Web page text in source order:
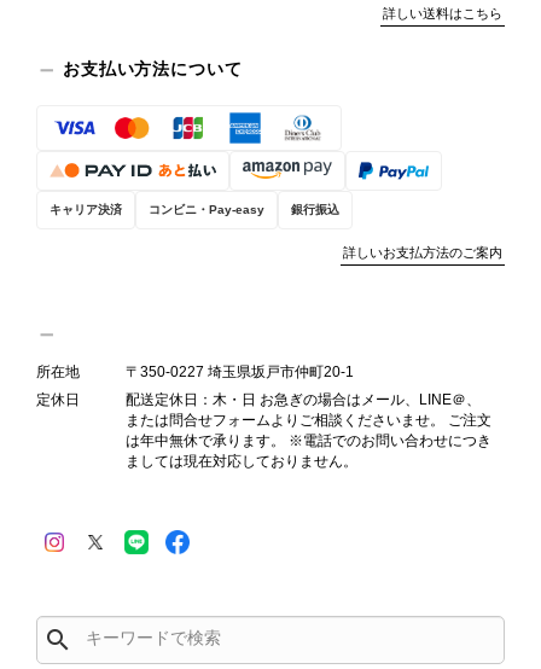
態が確認された場合には、当店の検品
検品方法と状態の伝え方を改めて見直
す。 オンラインでも安心して商品を
態確認とご案内に努めてまいります。
商品が直ぐに届きました。思った以上に素敵なお品でした。また
ご縁が有りましたら宜しくお願い致します。
た以上に素敵なお品でした」とのお言
葉をいただき、スタッフ一同とても嬉
詳しい送料はこちら
お支払い方法について
キャリア決済 コンビニ・Pay-easy 銀行振込
詳しいお支払方法のご案内
所在地
〒350-0227 埼玉県坂戸市仲町20-1
定休日
配送定休日：木・日 お急ぎの場合はメール、LINE＠、
または問合せフォームよりご相談くださいませ。 ご注文
は年中無休で承ります。 ※電話でのお問い合わせにつき
ましては現在対応しておりません。
search